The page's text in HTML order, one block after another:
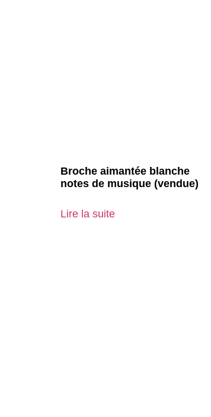
Broche aimantée blanche
notes de musique (vendue)
Lire la suite